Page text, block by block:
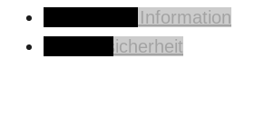
Zusätzliche Information
Produktsicherheit